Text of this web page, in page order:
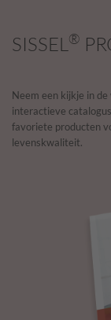
SISSEL®
Neem een kijkje in de
interactieve
favoriete producten
levenskwaliteit.